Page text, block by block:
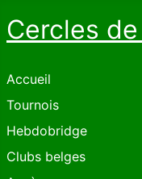
Cercles
Accueil
Tournois
Hebdobridge
Clubs belges